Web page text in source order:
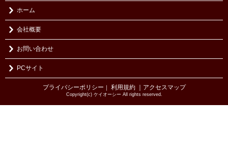
ホーム
会社概要
お問い合わせ
PCサイト
プライバシーポリシー ｜ 利用規約 ｜アクセスマップ
Copyright(c) ケイオーシー All rights reserved.